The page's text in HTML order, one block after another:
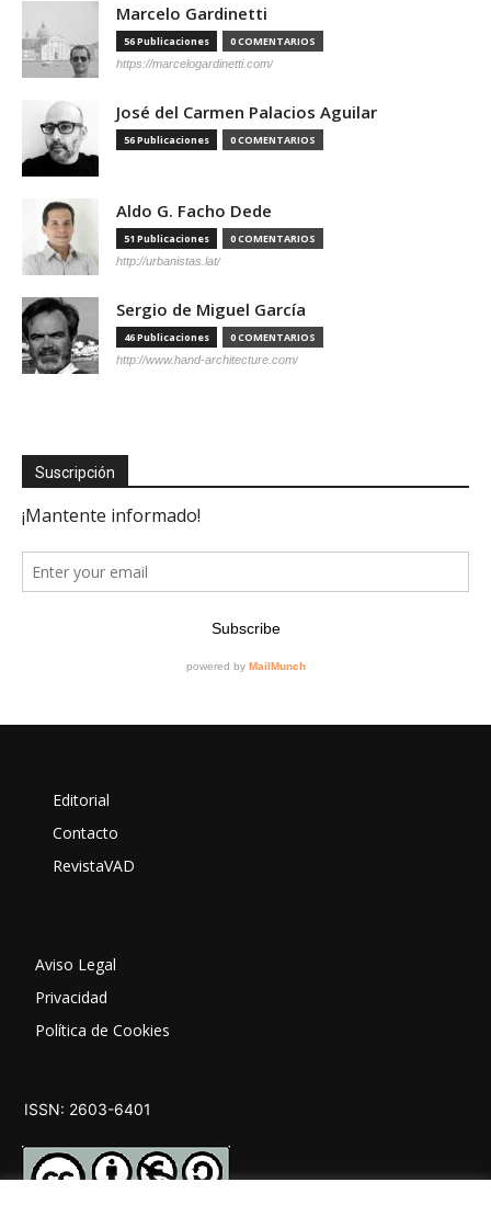
Marcelo Gardinetti
56 Publicaciones 0 COMENTARIOS
https://marcelogardinetti.com/
José del Carmen Palacios Aguilar
56 Publicaciones 0 COMENTARIOS
Aldo G. Facho Dede
51 Publicaciones 0 COMENTARIOS
http://urbanistas.lat/
Sergio de Miguel García
46 Publicaciones 0 COMENTARIOS
http://www.hand-architecture.com/
Suscripción
Editorial
Contacto
RevistaVAD
Aviso Legal
Privacidad
Política de Cookies
ISSN: 2603-6401